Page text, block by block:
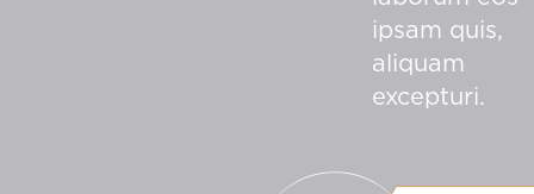
ipsam quis,
aliquam
excepturi.